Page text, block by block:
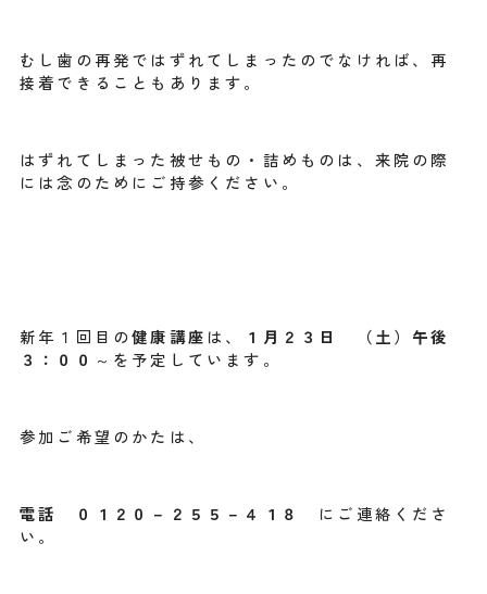
むし歯の再発ではずれてしまったのでなければ、再
接着できることもあります。
はずれてしまった被せもの・詰めものは、来院の際
には念のためにご持参ください。
新年１回目の健康講座 は、
１月２３日 （土）午後
３：００ ～を予定しています。
参加ご希望のかたは、
電話 ０１２０－２５５－４１８ にご連絡くださ
い。